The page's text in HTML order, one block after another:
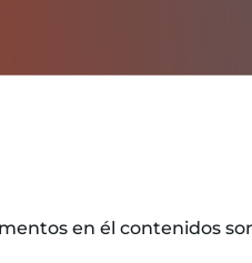
en él contenidos